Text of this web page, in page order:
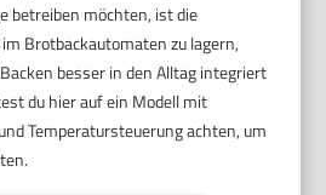
betreiben möchten, ist die
Brotbackautomaten zu lagern,
besser in den Alltag integriert
du hier auf ein Modell mit
Temperatursteuerung achten, um